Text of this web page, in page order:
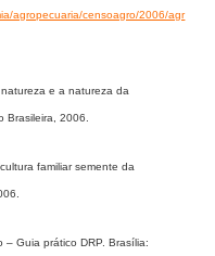
agropecuaria/censoagro/2006/agr
e a natureza da
Brasileira, 2006.
familiar semente da
– Guia prático DRP. Brasília: